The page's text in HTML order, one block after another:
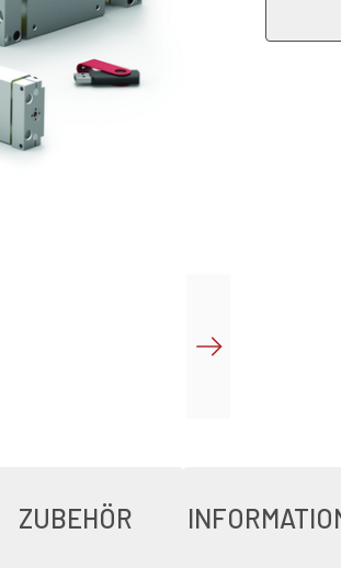
ZUBEHÖR